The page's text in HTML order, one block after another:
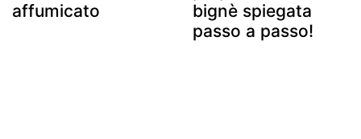
affumicato
bignè spiegata
passo a passo!